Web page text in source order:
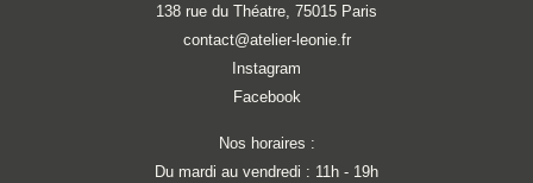
138 rue du Théatre, 75015 Paris
contact@atelier-leonie.fr
Instagram
Facebook
Nos horaires :
Du mardi au vendredi : 11h - 19h